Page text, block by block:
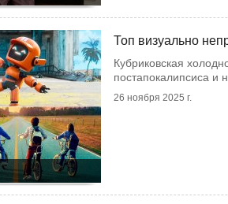
Топ визуально
Кубриковская
постапокалипсиса и
26 ноября 2025 г.